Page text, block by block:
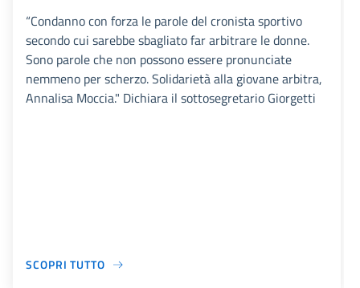
“Condanno con forza le parole del cronista sportivo
secondo cui sarebbe sbagliato far arbitrare le donne.
Sono parole che non possono essere pronunciate
nemmeno per scherzo. Solidarietà alla giovane arbitra,
Annalisa Moccia." Dichiara il sottosegretario Giorgetti
SCOPRI TUTTO